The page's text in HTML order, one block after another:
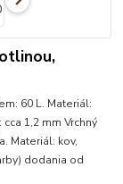
60 L. Materiál:
1,2 mm Vrchný
Materiál: kov,
dodania od